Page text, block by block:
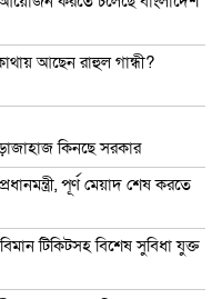
আছেন রাহুল গান্ধী?
কিনছে সরকার
পূর্ণ মেয়াদ শেষ করতে
টিকিটসহ বিশেষ সুবিধা যুক্ত